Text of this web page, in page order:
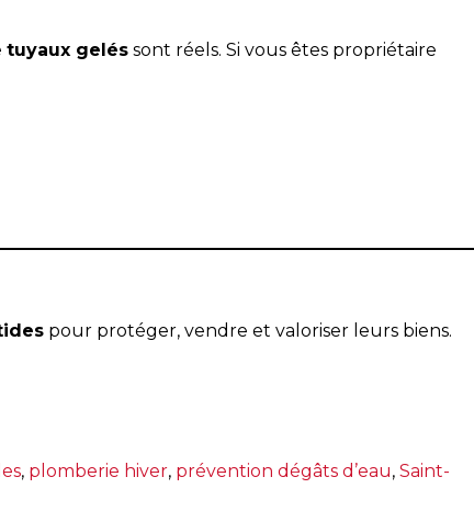
tuyaux gelés sont réels. Si vous êtes propriétaire
pour protéger, vendre et valoriser leurs biens.
, plomberie hiver, prévention dégâts d’eau, Saint-